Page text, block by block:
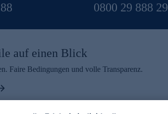
0800 29 888 29
auf einen Blick
Faire Bedingungen und volle Transparenz.